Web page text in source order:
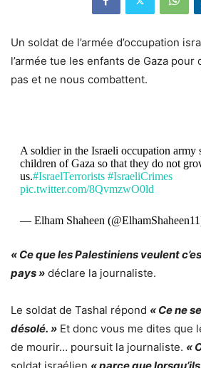
Un soldat de l’armée d’occupation
l’armée tue les enfants de Gaza pour
pas et ne nous combattent.
A soldier in the Israeli occupation army
children of Gaza so that they do not
us.#IsraelTerrorists #IsraeliCrimes
pic.twitter.com/8QvmzwO0ld
— Elham Shaheen
« Ce que les Palestiniens veulent
pays » déclare la journaliste.
Le soldat de Tashal répond « Ce ne
désolé. » Et donc vous me dites que
de mourir… poursuit la journaliste. «